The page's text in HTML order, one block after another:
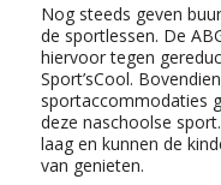
Nog steeds geven
de sportlessen. De
hiervoor tegen
Sport’sCool.
sportaccommodaties
deze naschoolse
laag en kunnen de
van genieten.